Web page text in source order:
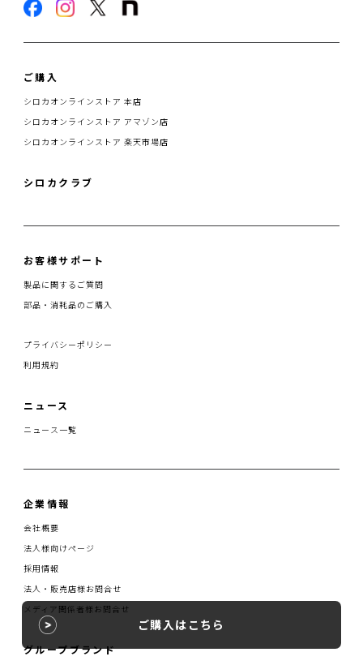
ご購入はこちら
ご購入
シロカオンラインストア 本店
シロカオンラインストア アマゾン店
シロカオンラインストア 楽天市場店
シロカクラブ
お客様サポート
製品に関するご質問
部品・消耗品のご購入
プライバシーポリシー
利用規約
ニュース
ニュース一覧
企業情報
会社概要
法人様向けページ
採用情報
法人・販売店様お問合せ
メディア関係者様お問合せ
グループブランド